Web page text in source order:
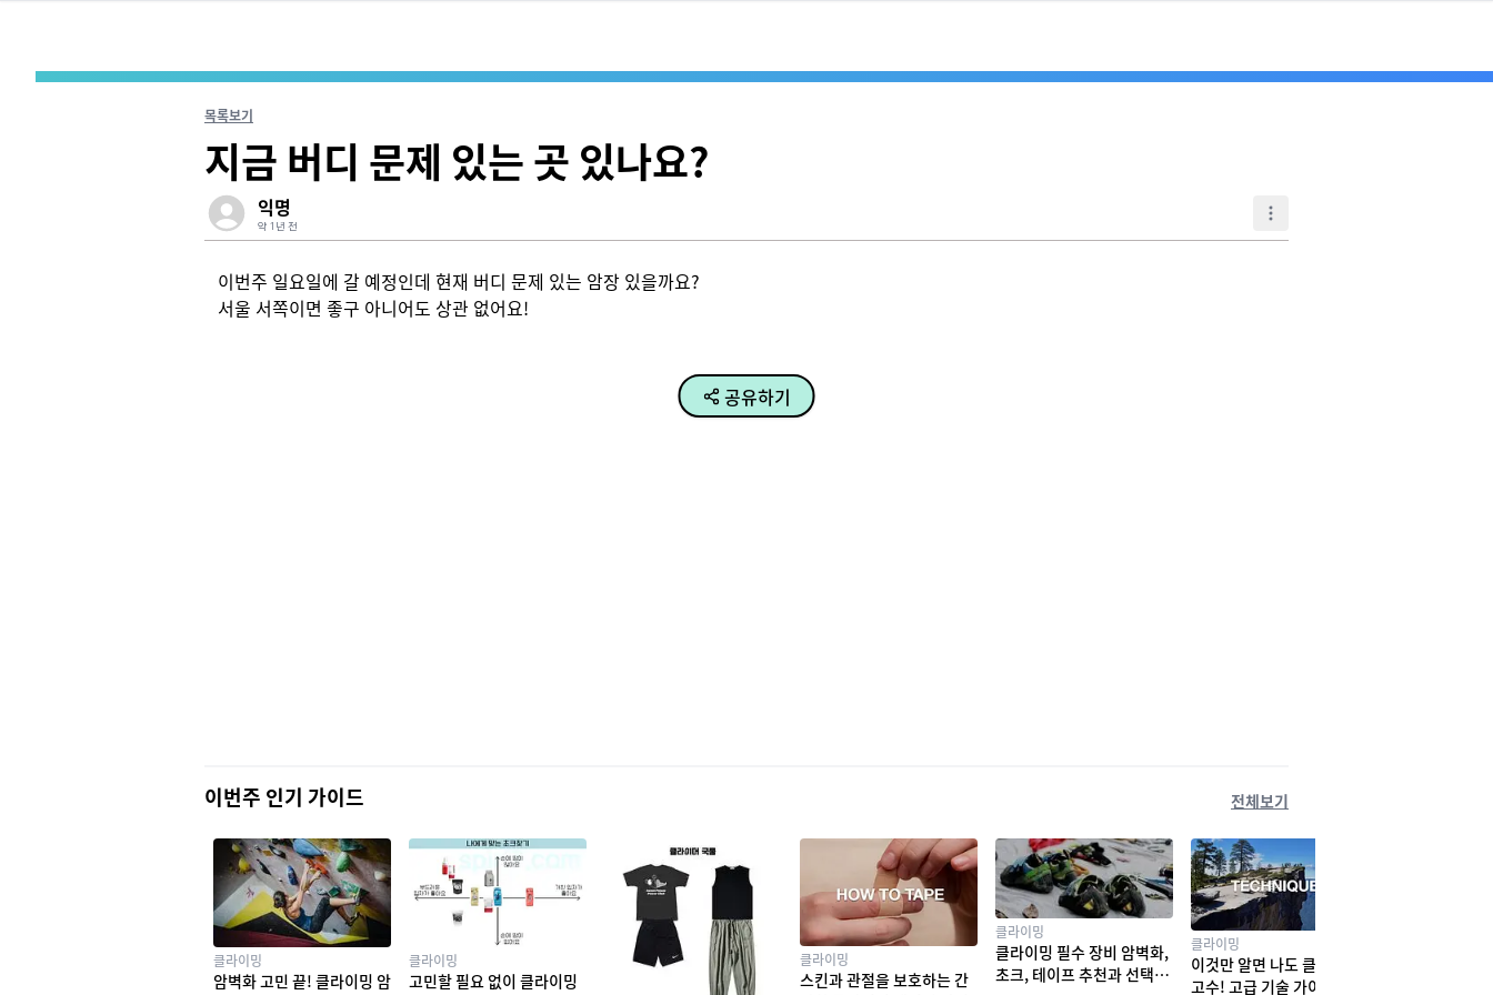
목록보기
지금 버디 문제 있는 곳 있나요?
익명
약 1년 전
이번주 일요일에 갈 예정인데 현재 버디 문제 있는 암장 있을까요?
서울 서쪽이면 좋구 아니어도 상관 없어요!
공유하기
이번주 인기 가이드 전체보기
클라이밍
암벽화 고민 끝! 클라이밍 암
클라이밍
고민할 필요 없이 클라이밍
클라이밍
스킨과 관절을 보호하는 간
클라이밍
클라이밍 필수 장비 암벽화,
초크, 테이프 추천과 선택법
클라이밍
이것만 알면 나도 클라이밍
고수! 고급 기술 가이드